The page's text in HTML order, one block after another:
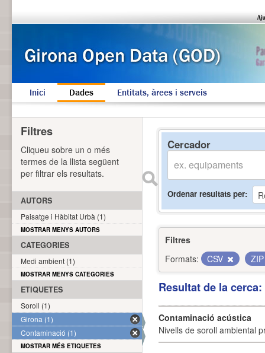
Inici Dades Entitats, àrees i serveis
Cercador
Ordenar resultats per
Filtres
Formats:
CSV
Resultat de la
Contaminació acústica
Nivells de soroll ambiental
Filtres
Cliqueu sobre un o més
termes de la llista següent
per filtrar els resultats.
AUTORS
Paisatge i Hàbitat Urbà (1)
MOSTRAR MENYS AUTORS
CATEGORIES
Medi ambient (1)
MOSTRAR MENYS CATEGORIES
ETIQUETES
Soroll (1)
Girona (1)
Contaminació (1)
MOSTRAR MÉS ETIQUETES